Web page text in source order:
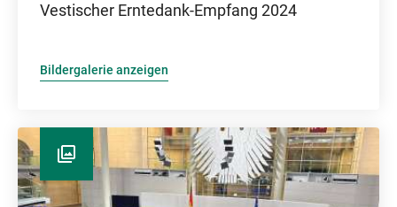
Vestischer Erntedank-Empfang 2024
Bildergalerie anzeigen